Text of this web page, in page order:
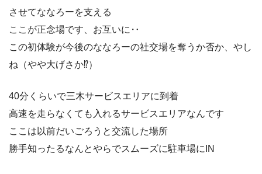
させてななろーを支える
ここが正念場です、お互いに‥
この初体験が今後のななろーの社交場を奪うか否か、やし
ね（やや大げさか⁉︎）
40分くらいで三木サービスエリアに到着
高速を走らなくても入れるサービスエリアなんです
ここは以前だいごろうと交流した場所
勝手知ったるなんとやらでスムーズに駐車場にIN